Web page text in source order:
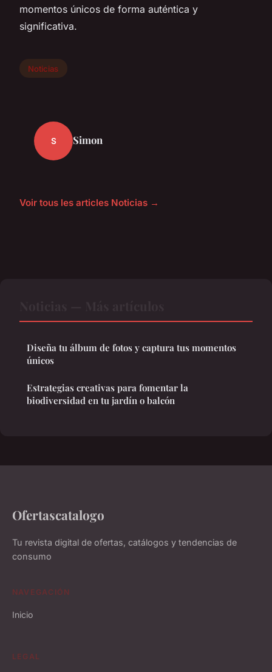
momentos únicos de forma auténtica y
significativa.
Noticias
S Simon
Voir tous les articles Noticias →
Diseña tu álbum de fotos y captura tus momentos
únicos
Estrategias creativas para fomentar la
biodiversidad en tu jardín o balcón
Ofertascatalogo
Tu revista digital de ofertas, catálogos y tendencias de
consumo
NAVEGACIÓN
Inicio
LEGAL